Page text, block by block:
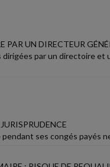
PAR UN DIRECTEUR
par un directoire
ses congés payés